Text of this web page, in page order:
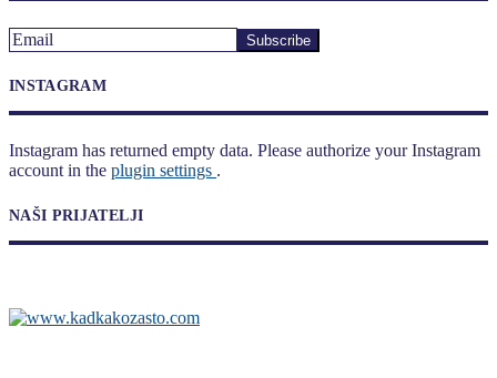
INSTAGRAM
Instagram has returned empty data. Please authorize your Instagram
account in the plugin settings .
NAŠI PRIJATELJI